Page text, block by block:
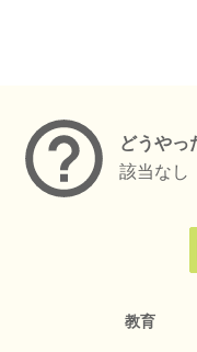
どうやっ
該当なし
教育